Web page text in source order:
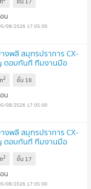
น
08/2026 17:05:00
งพลี สมุทรปราการ CX-
ตอบทันที ทีมงานมือ
2 ชั้น 18
น
08/2026 17:05:00
งพลี สมุทรปราการ CX-
ตอบทันที ทีมงานมือ
2 ชั้น 17
น
08/2026 17:05:00